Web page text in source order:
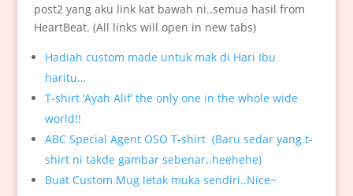
post2 yang aku link kat bawah ni..semua hasil from
HeartBeat. (All links will open in new tabs)
Hadiah custom made untuk mak di Hari Ibu
haritu…
T-shirt ‘Ayah Alif’ the only one in the whole wide
world!!
ABC Special Agent OSO T-shirt (Baru sedar yang t-
shirt ni takde gambar sebenar..heehehe)
Buat Custom Mug letak muka sendiri..Nice~